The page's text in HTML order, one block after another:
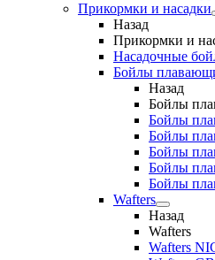
Прикормки и насадки
Назад
Прикормки и
Насадочные
Бойлы
Назад
Бойлы
Бойлы
Бойлы
Бойлы
Бойлы
Бойлы
Wafters
Назад
Wafters
Wafters